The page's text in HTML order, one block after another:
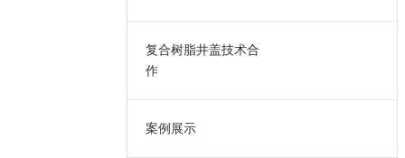
复合树脂井盖技术合
作
案例展示